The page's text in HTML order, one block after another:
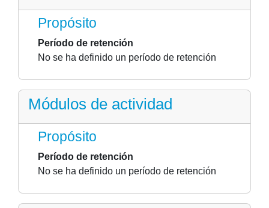
Propósito
Período de retención
No se ha definido un período de retención
Módulos de actividad
Propósito
Período de retención
No se ha definido un período de retención